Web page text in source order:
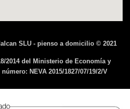
SLU - pienso a domicilio © 2021
2014 del Ministerio de Economía y
NEVA 2015/1827/07/19/2/V